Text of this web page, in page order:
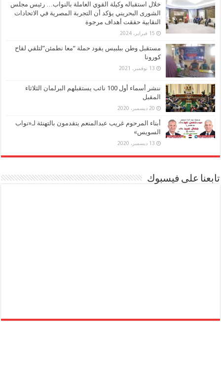
خلال استقباله وكيلة القوي العاملة بالنواب… رئيس مجلس
الشورى البحريني يؤكد أن التجربة المصرية في الاتحادات
النقابية حققت أهداف مرجوة
15 فبراير، 2024
مستقبل وطن ببلبيس يقود حملة “معا نطمئن”لتلقي لقاح
كورونا
13 نوفمبر، 2021
ننشر أسماء أول 100 نائب يستقبلهم البرلمان الثلاثاء
المقبل
20 ديسمبر، 2020
أبناء المرحوم غريب عبدالمنعم يتقدمون بالتهنئة لـ«نواب
السويس»
13 ديسمبر، 2020
تابعنا على فيسبوك